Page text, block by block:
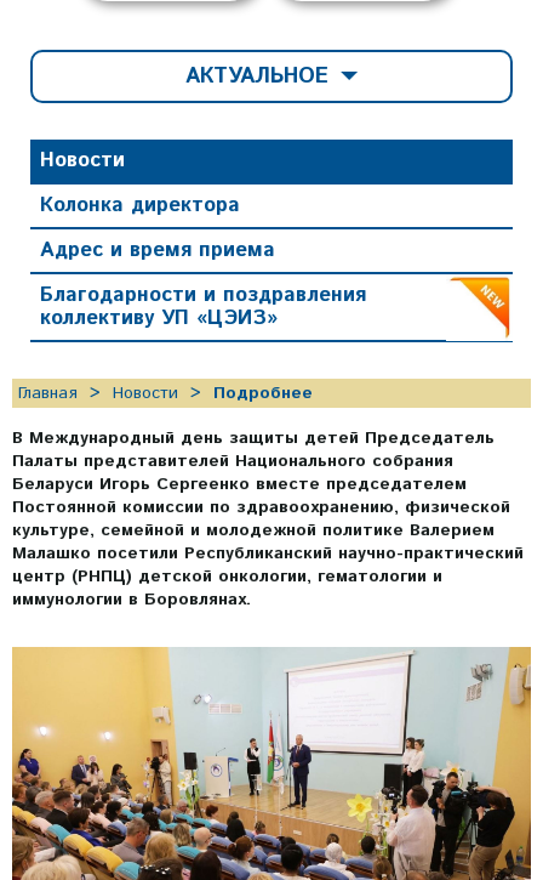
Новости
Колонка директора
Адрес и время приема
Благодарности и поздравления
коллективу УП «ЦЭИЗ»
АКТУАЛЬНОЕ
Главная Новости
Подробнее
В Международный день защиты детей Председатель
Палаты представителей Национального собрания
Беларуси Игорь Сергеенко вместе председателем
Постоянной комиссии по здравоохранению, физической
культуре, семейной и молодежной политике Валерием
Малашко посетили Республиканский научно-практический
центр (РНПЦ) детской онкологии, гематологии и
иммунологии в Боровлянах.